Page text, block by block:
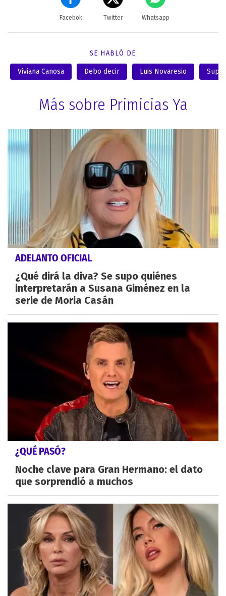
Facebok Twitter Whatsapp
SE HABLÓ DE
Viviana Canosa Debo decir Luis Novaresio
Más sobre Primicias Ya
ADELANTO OFICIAL
¿Qué dirá la diva? Se supo quiénes
interpretarán a Susana Giménez en la
serie de Moria Casán
¿QUÉ PASÓ?
Noche clave para Gran Hermano: el dato
que sorprendió a muchos